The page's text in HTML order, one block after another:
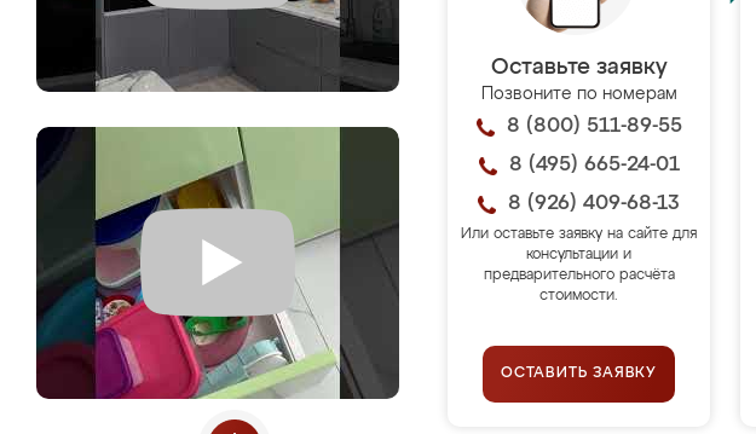
Оставьте заявку
Позвоните по номерам
8 (800) 511-89-55
8 (495) 665-24-01
8 (926) 409-68-13
Или оставьте заявку на сайте для
консультации и
предварительного расчёта
стоимости.
ОСТАВИТЬ ЗАЯВКУ